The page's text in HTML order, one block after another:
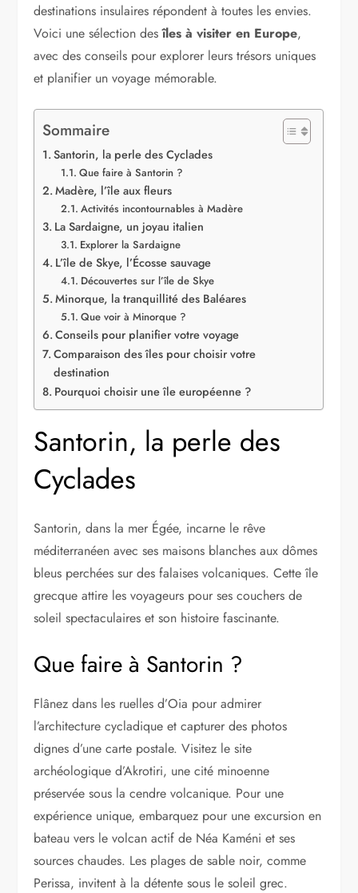
destinations insulaires répondent à toutes les envies.
Voici une sélection desîles à visiter en Europe,
avec des conseils pour explorer leurs trésors uniques
et planifier un voyage mémorable.
Sommaire
Santorin, la perle des Cyclades
Que faire à Santorin ?
Madère, l’île aux fleurs
Activités incontournables à Madère
La Sardaigne, un joyau italien
Explorer la Sardaigne
L’île de Skye, l’Écosse sauvage
Découvertes sur l’île de Skye
Minorque, la tranquillité des Baléares
Que voir à Minorque ?
Conseils pour planifier votre voyage
Comparaison des îles pour choisir votre
destination
Pourquoi choisir une île européenne ?
Santorin, la perle des
Cyclades
Santorin, dans la mer Égée, incarne le rêve
méditerranéen avec ses maisons blanches aux dômes
bleus perchées sur des falaises volcaniques. Cette île
grecque attire les voyageurs pour ses couchers de
soleil spectaculaires et son histoire fascinante.
Que faire à Santorin ?
Flânez dans les ruelles d’Oia pour admirer
l’architecture cycladique et capturer des photos
dignes d’une carte postale. Visitez le site
archéologique d’Akrotiri, une cité minoenne
préservée sous la cendre volcanique. Pour une
expérience unique, embarquez pour une excursion en
bateau vers le volcan actif de Néa Kaméni et ses
sources chaudes. Les plages de sable noir, comme
Perissa, invitent à la détente sous le soleil grec.